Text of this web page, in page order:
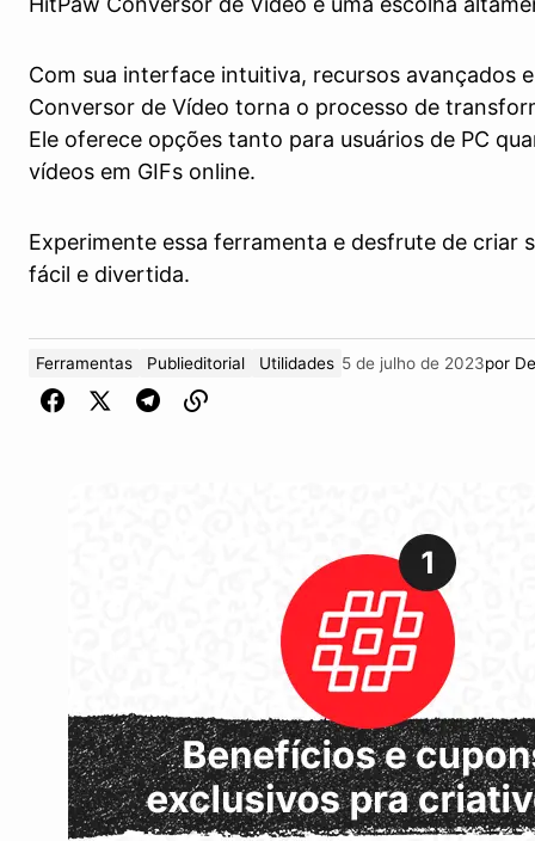
Com sua interface intuitiva, recursos avançados
Conversor de Vídeo torna o processo de
Ele oferece opções tanto para usuários de PC
vídeos em GIFs online.
Experimente essa ferramenta e desfrute de criar
fácil e divertida.
Ferramentas Publieditorial Utilidades 5 de julho de 2023por